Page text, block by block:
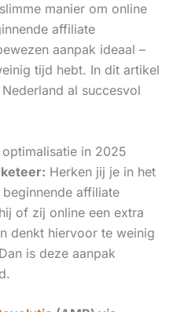
manier om online
affiliate
aanpak ideaal –
tijd hebt. In dit artikel
al succesvol
in 2025
Herken jij je in het
affiliate
of zij online een extra
denkt hiervoor te weinig
is deze aanpak